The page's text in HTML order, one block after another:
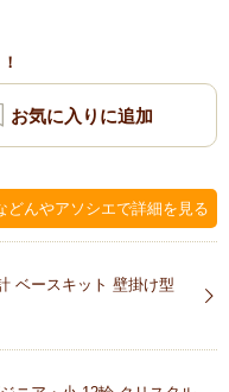
どんやアソシエで詳細を見る
ベースキット 壁掛け型